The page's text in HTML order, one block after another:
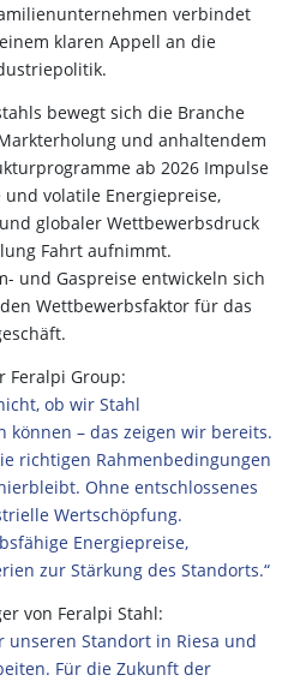
verbindet
klaren Appell an die
bewegt sich die Branche
und anhaltendem
ab 2026 Impulse
volatile Energiepreise,
globaler Wettbewerbsdruck
Fahrt aufnimmt.
und Gaspreise entwickeln sich
Wettbewerbsfaktor für das
Feralpi Group:
ob wir Stahl
– das zeigen wir bereits.
richtigen Rahmenbedingungen
Ohne entschlossenes
Wertschöpfung.
Energiepreise,
zur Stärkung des Standorts.“
von Feralpi Stahl:
Standort in Riesa und
Für die Zukunft der